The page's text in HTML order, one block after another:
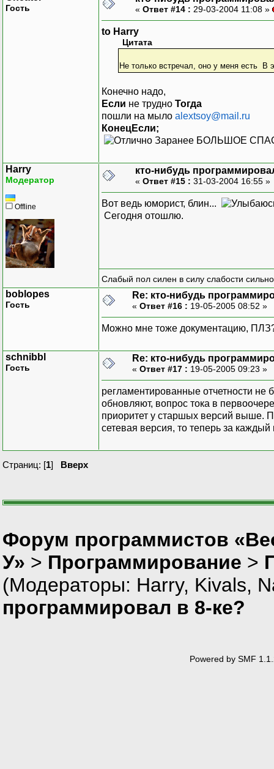
Гость « Ответ #14 : 29-03-2004 11:08 »
to Harry
Цитата
Не только встречал, оно у меня есть В
Конечно надо,
Если не трудно Тогда
пошли на мыло alextsoy@mail.ru
КонецЕсли;
Заранее БОЛЬШОЕ
Harry
Модератор
Offline
кто-нибудь
« Ответ #15 : 31-03-2004 16:55 »
Вот ведь юморист, блин...
Сегодня отошлю.
Слабый пол силен в силу слабости
boblopes
Гость
Re: кто-нибудь
« Ответ #16 : 19-05-2005 08:52 »
Можно мне тоже документацию,
schnibbl
Гость
Re: кто-нибудь
« Ответ #17 : 19-05-2005 09:23 »
регламентированные отчетности не
обновляют, вопрос тока в
приоритет у старшых версий выше.
сетевая версия, то теперь за каждый
Страниц: [1] Вверх
Форум программистов
У» > Программирование >
(Модераторы: Harry, Kivals,
программировал в 8-ке?
Powered by SMF